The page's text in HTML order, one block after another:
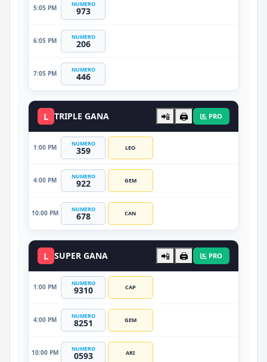
5:05 PM NUMERO
973
6:05 PM NUMERO
206
7:05 PM NUMERO
446
L TRIPLE GANA 📲 🖨️ PRO
1:00 PM NUMERO
359 LEO
4:00 PM NUMERO
922 GEM
10:00 PM NUMERO
678 CAN
L SUPER GANA 📲 🖨️ PRO
1:00 PM NUMERO
9310 CAP
4:00 PM NUMERO
8251 GEM
10:00 PM NUMERO
0593 ARI